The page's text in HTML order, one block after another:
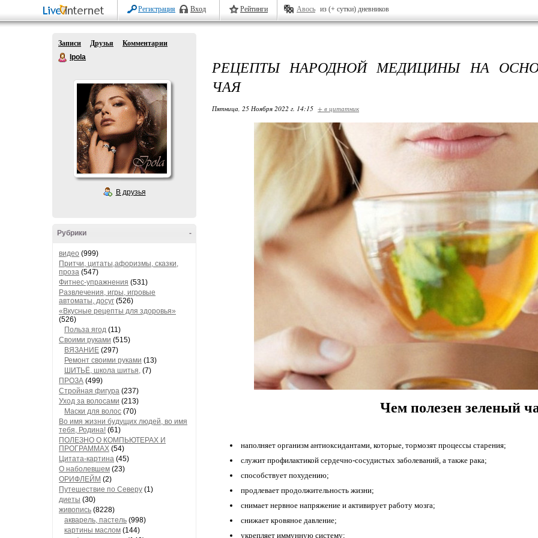
Регистрация Вход Рейтинги Авось из (+ сутки) дневников
Записи Друзья
Комментарии
Ipola
В друзья
-
Рубрики
видео (999)
Притчи, цитаты,афоризмы, сказки,
проза (547)
Фитнес-упражнения (531)
Развлечения, игры, игровые
автоматы, досуг (526)
«Вкусные рецепты для здоровья»
(526)
Польза ягод (11)
Своими руками (515)
ВЯЗАНИЕ (297)
Ремонт своими руками (13)
ШИТЬЁ, школа шитья, (7)
ПРОЗА (499)
Стройная фигура (237)
Уход за волосами (213)
Маски для волос (70)
Во имя жизни будущих людей, во имя
тебя, Родина! (61)
ПОЛЕЗНО О КОМПЬЮТЕРАХ И
ПРОГРАММАХ (54)
Цитата-картина (45)
О наболевшем (23)
ОРИФЛЕЙМ (2)
Путешествие по Северу (1)
диеты (30)
живопись (8228)
акварель, пастель (998)
картины маслом (144)
РЕЦЕПТЫ НАРОДНОЙ МЕДИЦИНЫ НА
ЧАЯ
Пятница, 25 Ноября 2022 г. 14:15 + в цитатник
Чем полезен зеленый
наполняет организм антиоксидантами, которые, тормозят процессы старения;
служит профилактикой сердечно-сосудистых заболеваний, а также рака;
способствует похудению;
продлевает продолжительность жизни;
снимает нервное напряжение и активирует работу мозга;
снижает кровяное давление;
укрепляет иммунную систему;